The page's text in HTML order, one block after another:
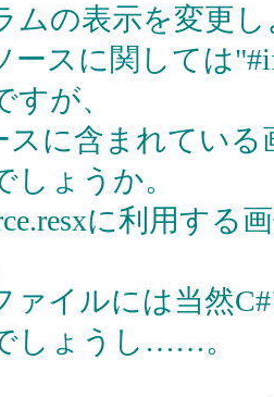
ムの表示を変更
ースに関しては
すが、
スに含まれてい
しょうか。
に利用す
ァイルには当然
しょうし……。